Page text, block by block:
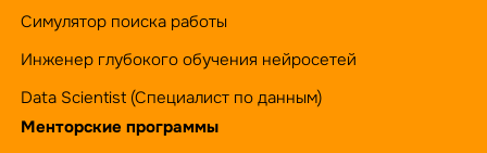
Симулятор поиска работы
Инженер глубокого обучения нейросетей
Data Scientist (Специалист по данным)
Менторские программы